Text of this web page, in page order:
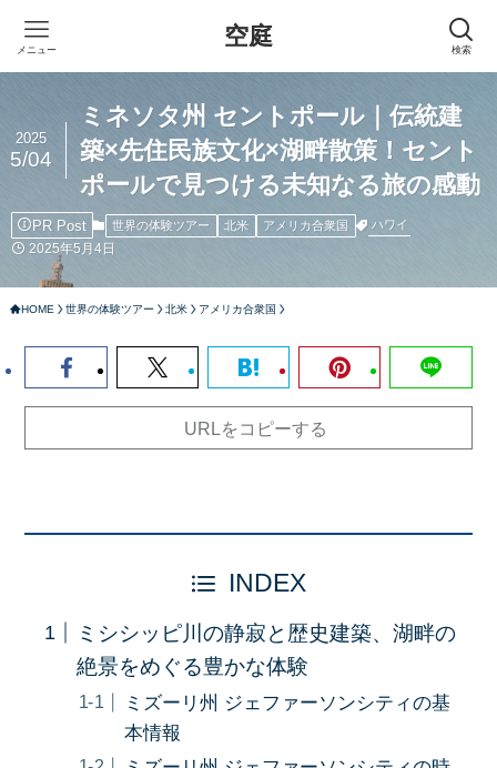
空庭 検索
メニュー
ミネソタ州 セントポール｜伝統建
築×先住民族文化×湖畔散策！セント
ポールで見つける未知なる旅の感動
2025
5/04
PR Post 世界の体験ツアー 北米 アメリカ合衆国 ハワイ
2025年5月4日
HOME 世界の体験ツアー 北米 アメリカ合衆国
URLをコピーする
INDEX
ミシシッピ川の静寂と歴史建築、湖畔の
絶景をめぐる豊かな体験
ミズーリ州 ジェファーソンシティの基
本情報